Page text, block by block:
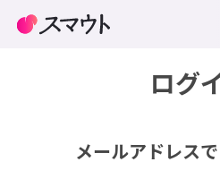
ログ
メールアドレス